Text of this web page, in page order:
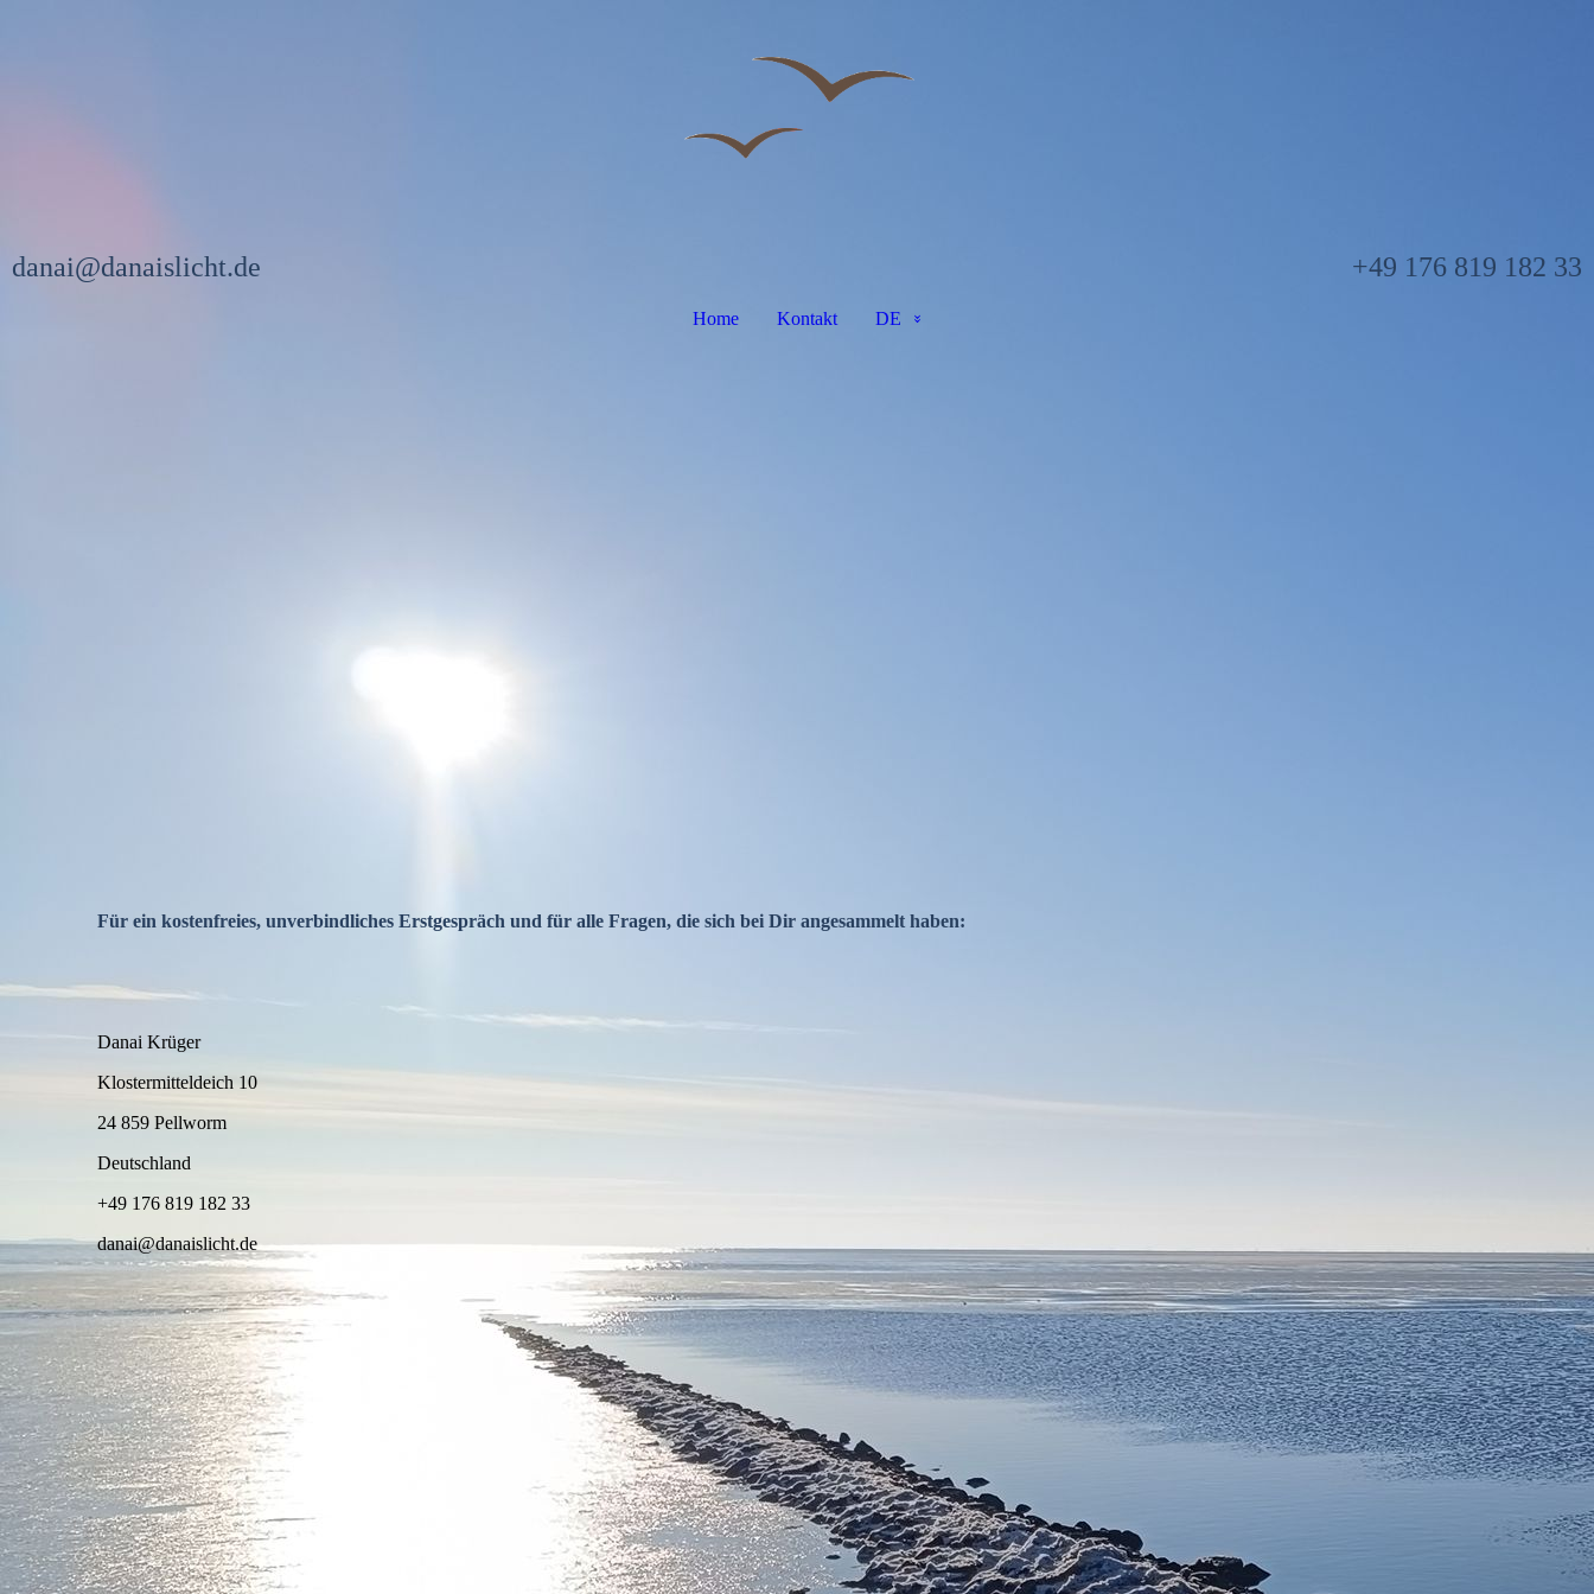
danai@danaislicht.de +49 176 819 182 33
Home Kontakt DE
Für ein kostenfreies, unverbindliches Erstgespräch und für alle Fragen, die sich bei Dir angesammelt haben:
Danai Krüger
Klostermitteldeich 10
24 859 Pellworm
Deutschland
+49 176 819 182 33
danai@danaislicht.de